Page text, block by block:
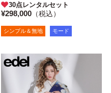
30点レンタルセット
¥298,000 （税込）
シンプル＆無地 モード